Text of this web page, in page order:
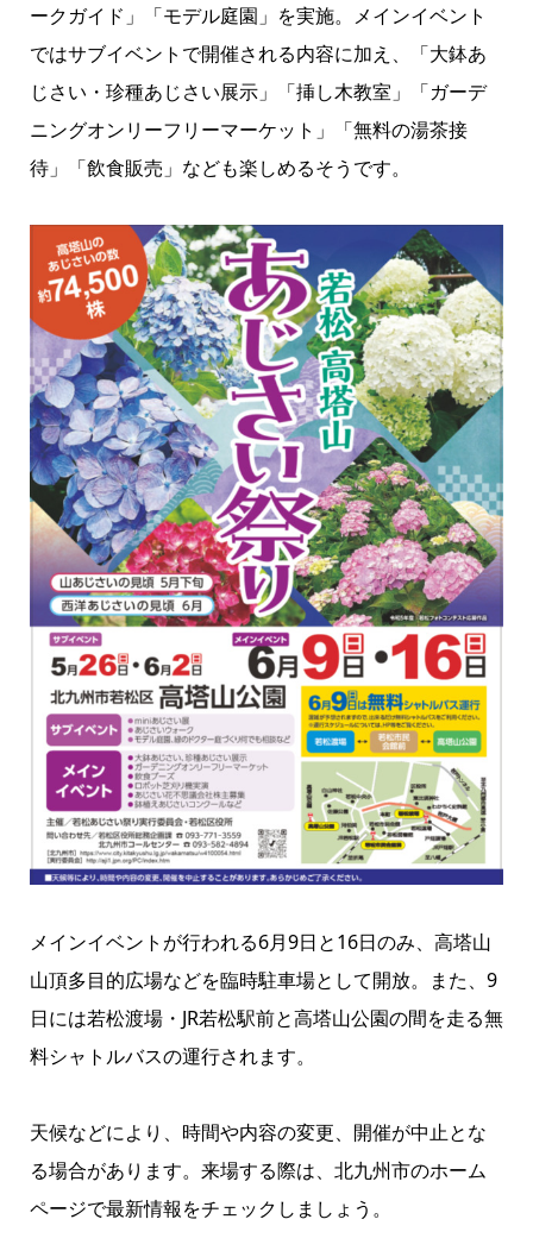
ークガイド」「モデル庭園」を実施。メインイベント
ではサブイベントで開催される内容に加え、「大鉢あ
じさい・珍種あじさい展示」「挿し木教室」「ガーデ
ニングオンリーフリーマーケット」「無料の湯茶接
待」「飲食販売」なども楽しめるそうです。
メインイベントが行われる6月9日と16日のみ、高塔山
山頂多目的広場などを臨時駐車場として開放。また、9
日には若松渡場・JR若松駅前と高塔山公園の間を走る無
料シャトルバスの運行されます。
天候などにより、時間や内容の変更、開催が中止とな
る場合があります。来場する際は、北九州市のホーム
ページで最新情報をチェックしましょう。